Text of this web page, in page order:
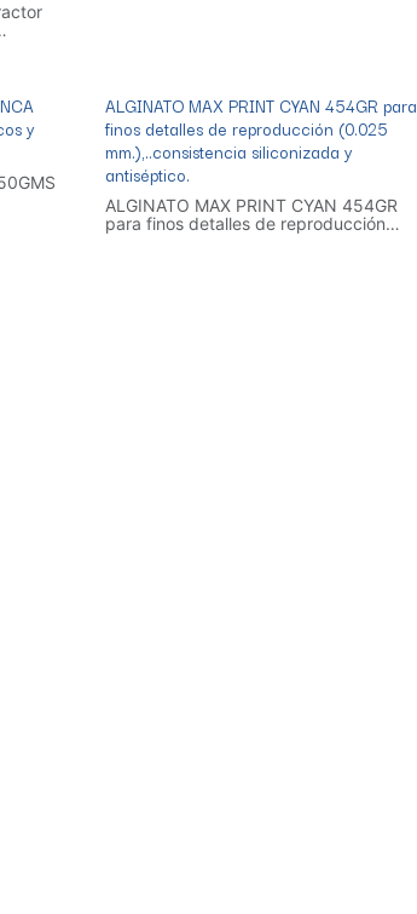
y
ALGINATO MAX PRINT CYAN 454GR para
finos detalles de reproducción (0.025
mm.),..consistencia siliconizada y
antiséptico.
ALGINATO MAX PRINT CYAN 454GR
para finos detalles de reproducción